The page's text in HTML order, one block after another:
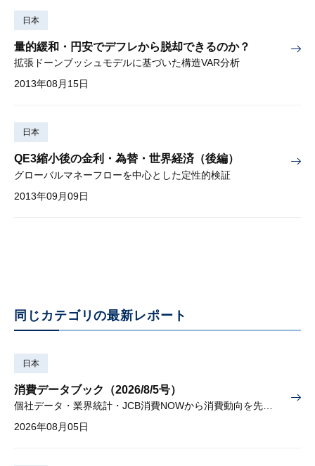
日本
量的緩和・円安でデフレから脱却できるのか？
拡張ドーンブッシュモデルに基づいた構造VAR分析
2013年08月15日
日本
QE3縮小後の金利・為替・世界経済（後編）
グローバルマネーフローを中心とした定性的検証
2013年09月09日
同じカテゴリの最新レポート
日本
消費データブック（2026/8/5号）
個社データ・業界統計・JCB消費NOWから消費動向を先取り
2026年08月05日